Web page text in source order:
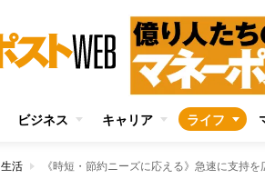
ビジネス キャリア ライフ
生活